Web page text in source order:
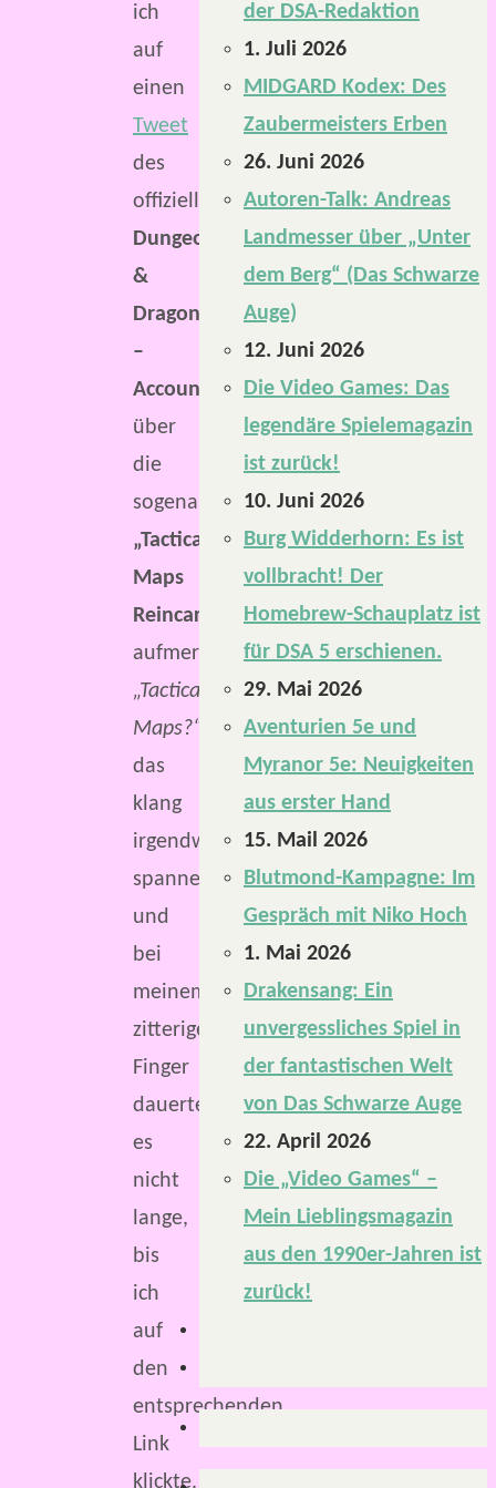
ich
auf
einen
Tweet
des
offiziellen
Dungeons
&
Dragons
–
Accounts
über
die
sogenannten
„Tactical
Maps
Reincarnated“
aufmerksam.
„Tactical
Maps?“,
das
klang
irgendwie
spannend
und
bei
meinem
zitterigen
Finger
dauerte
es
nicht
lange,
bis
ich
auf
den
entsprechenden
Link
klickte.
der DSA-Redaktion
1. Juli 2026
MIDGARD Kodex: Des
Zaubermeisters Erben
26. Juni 2026
Autoren-Talk: Andreas
Landmesser über „Unter
dem Berg“ (Das Schwarze
Auge)
12. Juni 2026
Die Video Games: Das
legendäre Spielemagazin
ist zurück!
10. Juni 2026
Burg Widderhorn: Es ist
vollbracht! Der
Homebrew-Schauplatz ist
für DSA 5 erschienen.
29. Mai 2026
Aventurien 5e und
Myranor 5e: Neuigkeiten
aus erster Hand
15. Mail 2026
Blutmond-Kampagne: Im
Gespräch mit Niko Hoch
1. Mai 2026
Drakensang: Ein
unvergessliches Spiel in
der fantastischen Welt
von Das Schwarze Auge
22. April 2026
Die „Video Games“ –
Mein Lieblingsmagazin
aus den 1990er-Jahren ist
zurück!